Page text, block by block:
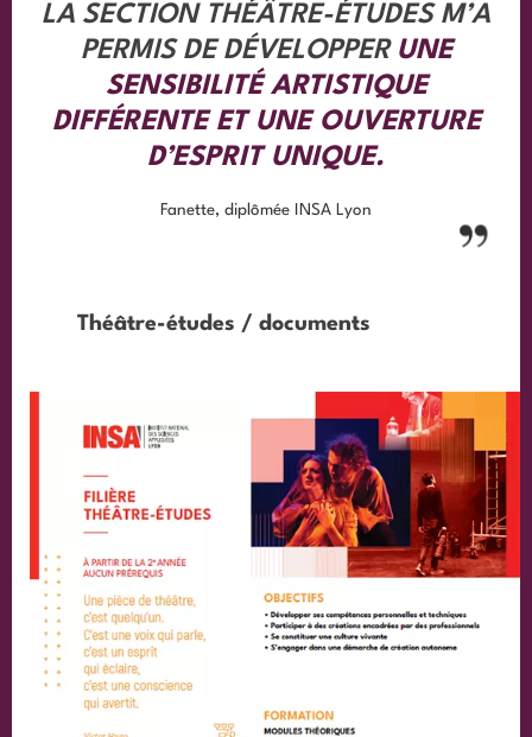
LA SECTION THÉÂTRE-ÉTUDES M’A
PERMIS DE DÉVELOPPER UNE
SENSIBILITÉ ARTISTIQUE
DIFFÉRENTE ET UNE OUVERTURE
D’ESPRIT UNIQUE.
Fanette, diplômée INSA Lyon
Théâtre-études / documents